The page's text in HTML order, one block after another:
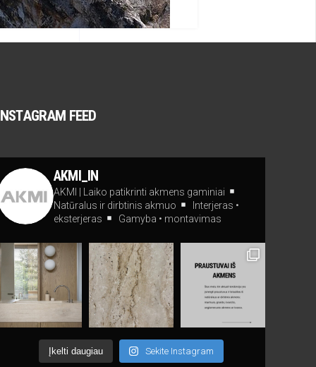
FEED
AKMI_IN
AKMI | Laiko patikrinti akmens gaminiai
Natūralus ir dirbtinis akmuo
Interjeras •
eksterjeras
Gamyba • montavimas
Įkelti daugiau Sekite Instagram